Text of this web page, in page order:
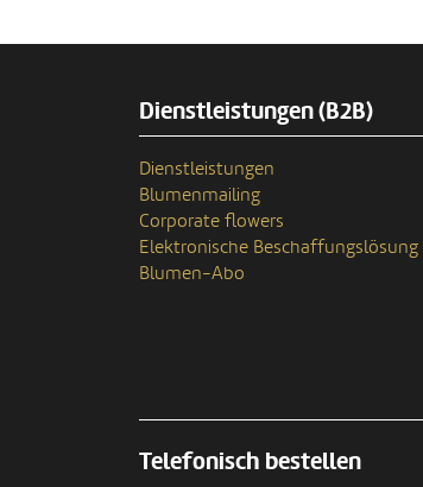
Dienstleistungen (B2B)
Dienstleistungen
Blumenmailing
Corporate flowers
Elektronische Beschaffungslösung
Blumen-Abo
Telefonisch bestellen